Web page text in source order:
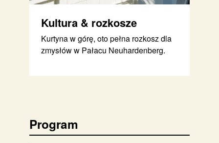
Kultura & rozkosze
Kurtyna w górę, oto pełna rozkosz dla
zmysłów w Pałacu Neuhardenberg.
Program